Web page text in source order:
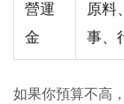
營運
金
原料
事、
如果你預算不高